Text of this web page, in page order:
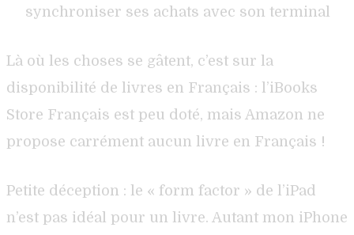
synchroniser ses achats avec son terminal
Là où les choses se gâtent, c’est sur la
disponibilité de livres en Français : l’iBooks
Store Français est peu doté, mais Amazon ne
propose carrément aucun livre en Français !
Petite déception : le « form factor » de l’iPad
n’est pas idéal pour un livre. Autant mon iPhone